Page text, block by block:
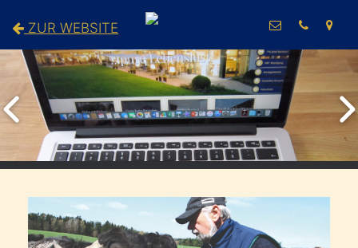
ZUR WEBSITE